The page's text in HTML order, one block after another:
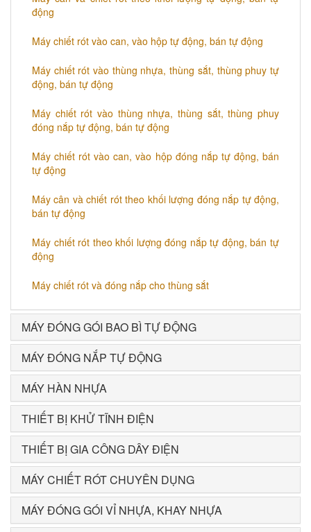
động
Máy chiết rót vào can, vào hộp tự động, bán tự động
Máy chiết rót vào thùng nhựa, thùng sắt, thùng phuy tự
động, bán tự động
Máy chiết rót vào thùng nhựa, thùng sắt, thùng phuy
đóng nắp tự động, bán tự động
Máy chiết rót vào can, vào hộp đóng nắp tự động, bán
tự động
Máy cân và chiết rót theo khối lượng đóng nắp tự động,
bán tự động
Máy chiết rót theo khối lượng đóng nắp tự động, bán tự
động
Máy chiết rót và đóng nắp cho thùng sắt
MÁY ĐÓNG GÓI BAO BÌ TỰ ĐỘNG
MÁY ĐÓNG NẮP TỰ ĐỘNG
MÁY HÀN NHỰA
THIẾT BỊ KHỬ TĨNH ĐIỆN
THIẾT BỊ GIA CÔNG DÂY ĐIỆN
MÁY CHIẾT RÓT CHUYÊN DỤNG
MÁY ĐÓNG GÓI VỈ NHỰA, KHAY NHỰA